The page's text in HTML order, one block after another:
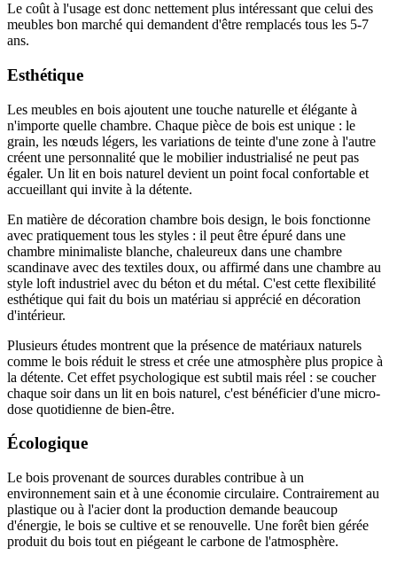
Le coût à l'usage est donc nettement plus intéressant que celui des
meubles bon marché qui demandent d'être remplacés tous les 5-7
ans.
Esthétique
Les meubles en bois ajoutent une touche naturelle et élégante à
n'importe quelle chambre. Chaque pièce de bois est unique : le
grain, les nœuds légers, les variations de teinte d'une zone à l'autre
créent une personnalité que le mobilier industrialisé ne peut pas
égaler. Un lit en bois naturel devient un point focal confortable et
accueillant qui invite à la détente.
En matière de décoration chambre bois design, le bois fonctionne
avec pratiquement tous les styles : il peut être épuré dans une
chambre minimaliste blanche, chaleureux dans une chambre
scandinave avec des textiles doux, ou affirmé dans une chambre au
style loft industriel avec du béton et du métal. C'est cette flexibilité
esthétique qui fait du bois un matériau si apprécié en décoration
d'intérieur.
Plusieurs études montrent que la présence de matériaux naturels
comme le bois réduit le stress et crée une atmosphère plus propice à
la détente. Cet effet psychologique est subtil mais réel : se coucher
chaque soir dans un lit en bois naturel, c'est bénéficier d'une micro-
dose quotidienne de bien-être.
Écologique
Le bois provenant de sources durables contribue à un
environnement sain et à une économie circulaire. Contrairement au
plastique ou à l'acier dont la production demande beaucoup
d'énergie, le bois se cultive et se renouvelle. Une forêt bien gérée
produit du bois tout en piégeant le carbone de l'atmosphère.